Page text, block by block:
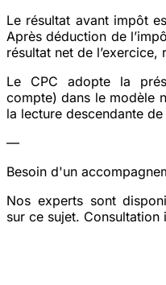
Le résultat avant impôt
Après déduction de
résultat net de l’exercice,
Le CPC adopte la
compte) dans le modèle
la lecture descendante
—
Besoin d'un
Nos experts sont
sur ce sujet. Consultation